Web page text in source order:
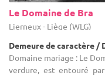
Le Domaine de Bra
Lierneux - Liège (WLG)
Demeure de caractère /
Domaine mariage : Le
verdure, est entouré